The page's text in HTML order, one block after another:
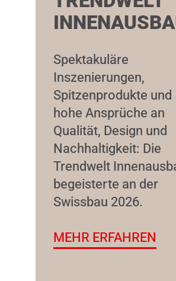
Spektakuläre
Inszenierungen,
Spitzenprodukte und
hohe Ansprüche an
Qualität, Design und
Nachhaltigkeit: Die
Trendwelt
begeisterte an der
Swissbau 2026.
MEHR ERFAHREN